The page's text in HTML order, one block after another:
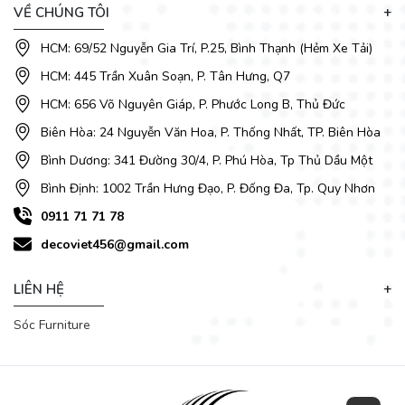
VỀ CHÚNG TÔI
HCM: 69/52 Nguyễn Gia Trí, P.25, Bình Thạnh (Hẻm Xe Tải)
HCM: 445 Trần Xuân Soạn, P. Tân Hưng, Q7
HCM: 656 Võ Nguyên Giáp, P. Phước Long B, Thủ Đức
Biên Hòa: 24 Nguyễn Văn Hoa, P. Thống Nhất, TP. Biên Hòa
Bình Dương: 341 Đường 30/4, P. Phú Hòa, Tp Thủ Dầu Một
Bình Định: 1002 Trần Hưng Đạo, P. Đống Đa, Tp. Quy Nhơn
0911 71 71 78
decoviet456@gmail.com
LIÊN HỆ
Sóc Furniture